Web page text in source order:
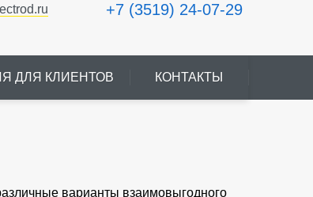
+7 (3519) 24-07-29
ДЛЯ КЛИЕНТОВ КОНТАКТЫ
варианты взаимовыгодного